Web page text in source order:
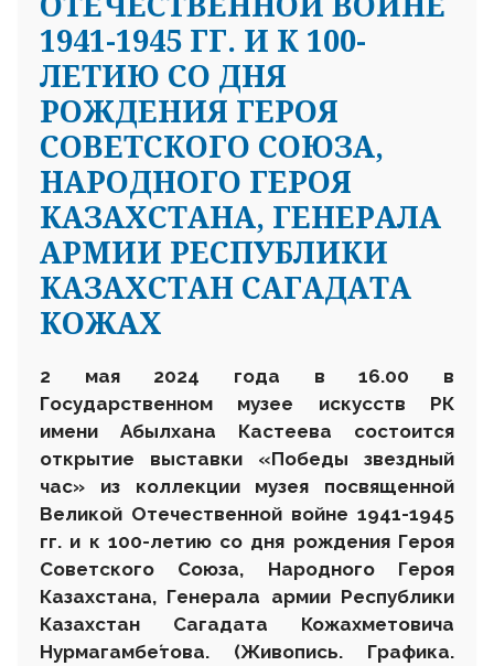
1941-1945 ГГ. И К 100-
ЛЕТИЮ СО ДНЯ
РОЖДЕНИЯ ГЕРОЯ
СОВЕТСКОГО СОЮЗА,
НАРОДНОГО ГЕРОЯ
КАЗАХСТАНА, ГЕНЕРАЛА
АРМИИ РЕСПУБЛИКИ
КАЗАХСТАН САГАДАТА
КОЖАХ
2 мая 2024 года в 16.00 в
Государственном музее искусств РК
имени Абылхана Кастеева состоится
открытие выставки «Победы звездный
час» из коллекции музея посвященной
Великой Отечественной войне 1941-1945
гг. и к 100-летию со дня рождения Героя
Советского Союза, Народного Героя
Казахстана, Генерала армии Республики
Казахстан Сагадата Кожахметовича
Нурмагамбе́това.
(Живопись. Графика.